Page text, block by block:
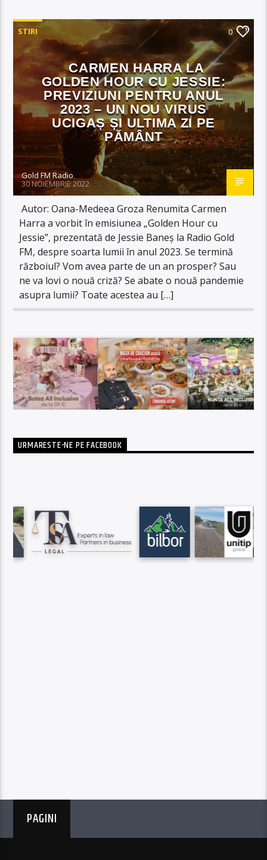
STIRI 0
CARMEN HARRA LA
GOLDEN HOUR CU JESSIE:
PREVIZIUNI PENTRU ANUL
2023 – UN NOU VIRUS
UCIGAȘ ȘI ULTIMA ZI PE
PĂMÂNT
Gold FM Radio
30 NOIEMBRIE 2022
Autor: Oana-Medeea Groza Renumita Carmen
Harra a vorbit în emisiunea „Golden Hour cu
Jessie”, prezentată de Jessie Baneș la Radio Gold
FM, despre soarta lumii în anul 2023. Se termină
războiul? Vom avea parte de un an prosper? Sau
ne va lovi o nouă criză? Se abate o nouă pandemie
asupra lumii? Toate acestea au […]
URMARESTE-NE PE FACEBOOK
PAGINI